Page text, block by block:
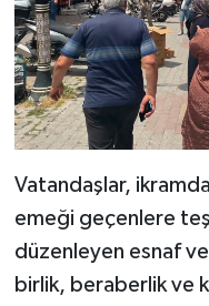
Vatandaşlar,
emeği geçenlere
düzenleyen esnaf
birlik, beraberlik ve